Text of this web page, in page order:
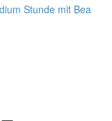
Stunde mit Bea